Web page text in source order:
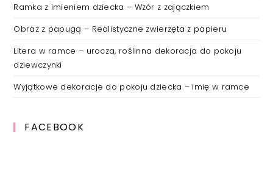
Ramka z imieniem dziecka – Wzór z zajączkiem
Obraz z papugą – Realistyczne zwierzęta z papieru
Litera w ramce – urocza, roślinna dekoracja do pokoju
dziewczynki
Wyjątkowe dekoracje do pokoju dziecka – imię w ramce
FACEBOOK